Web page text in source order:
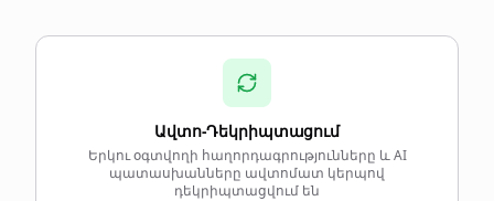
Ավտո-Դեկրիպտացում
Երկու օգտվողի հաղորդագրությունները և AI
պատասխանները ավտոմատ կերպով
դեկրիպտացվում են